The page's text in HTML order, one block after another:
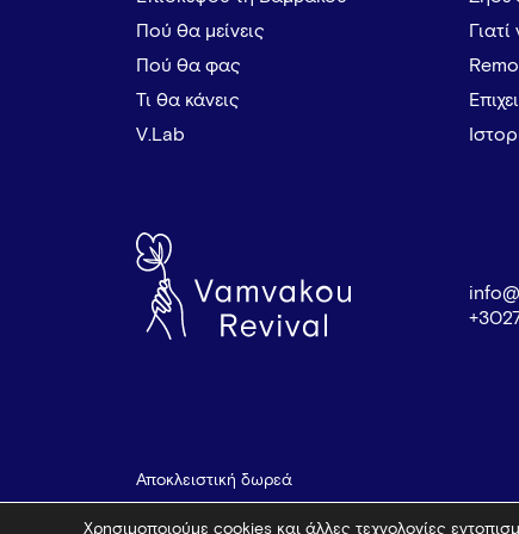
Πού θα μείνεις
Πού θα φας
Τι θα κάνεις
V.Lab
Αποκλειστική δωρεά
Χρησιμοποιούμε cookies και άλλες τεχνολογίες